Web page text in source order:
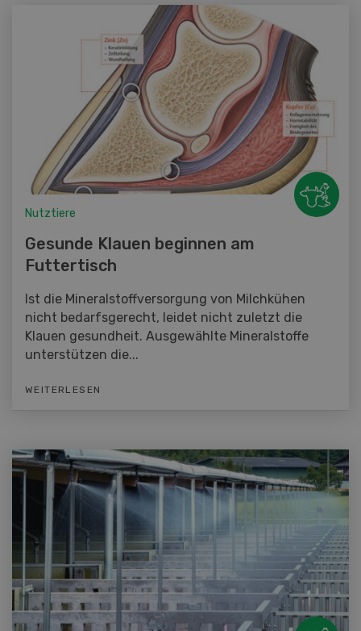
Nutztiere
Gesunde Klauen beginnen am
Futtertisch
Ist die Mineralstoffversorgung von Milchkühen
nicht bedarfsgerecht, leidet nicht zuletzt die
Klauen gesundheit. Ausgewählte Mineralstoffe
unterstützen die...
WEITERLESEN